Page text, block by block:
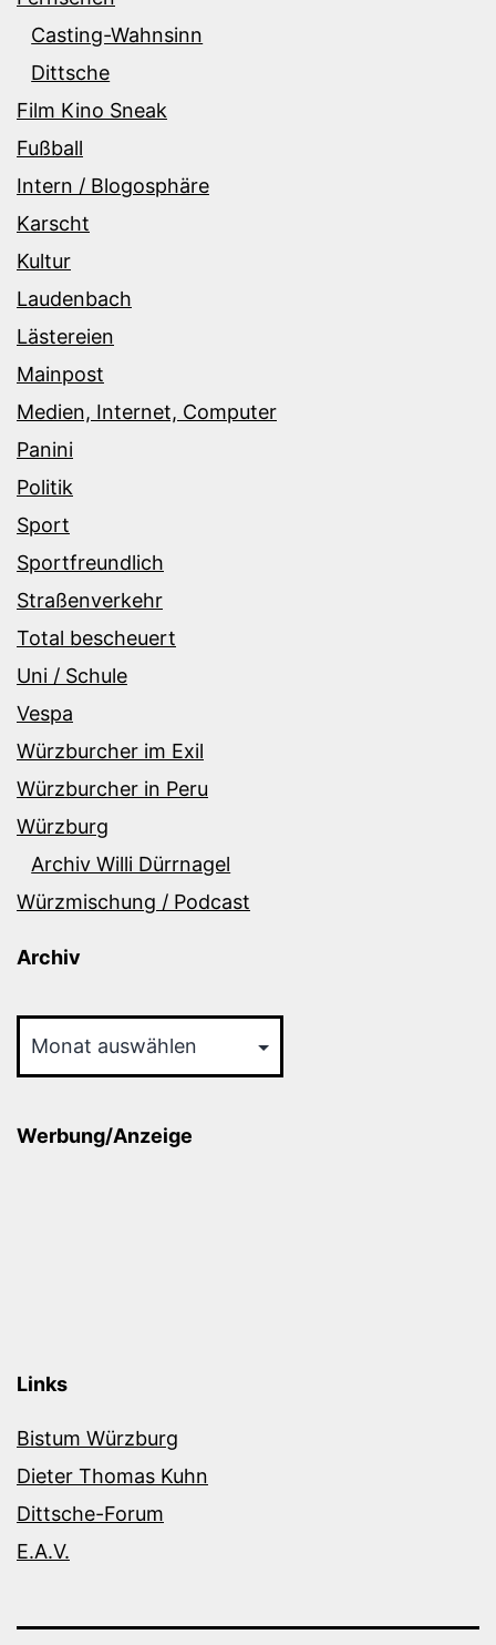
Casting-Wahnsinn
Dittsche
Film Kino Sneak
Fußball
Intern / Blogosphäre
Karscht
Kultur
Laudenbach
Lästereien
Mainpost
Medien, Internet, Computer
Panini
Politik
Sport
Sportfreundlich
Straßenverkehr
Total bescheuert
Uni / Schule
Vespa
Würzburcher im Exil
Würzburcher in Peru
Würzburg
Archiv Willi Dürrnagel
Würzmischung / Podcast
Archiv
Werbung/Anzeige
Links
Bistum Würzburg
Dieter Thomas Kuhn
Dittsche-Forum
E.A.V.